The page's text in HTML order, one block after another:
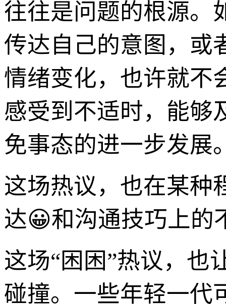
往往是问题的根源。
传达自己的意图，或
情绪变化，也许就不
感受到不适时，能够
免事态的进一步发展
这场热议，也在某种
达😀和沟通技巧上的
这场“困困”热议，也
碰撞。一些年轻一代